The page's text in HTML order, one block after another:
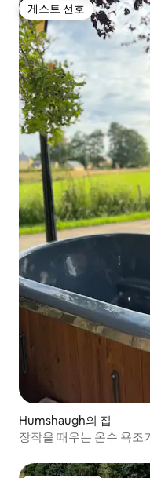
게스트 선호
게스트 선호
Humshaugh의 집
장작을 때우는 온수 욕조